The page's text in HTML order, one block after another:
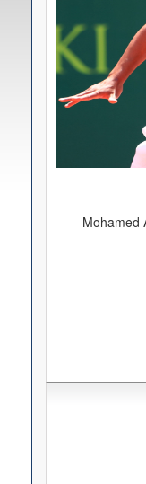
Mohamed